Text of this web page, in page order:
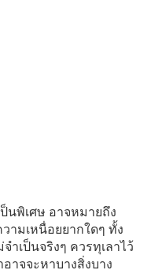
นพิเศษ อาจหมายถึง
ามเหนื่อยยากใดๆ ทั้ง
ำเป็นจริงๆ ควรทุเลาไว้
าจจะหาบางสิ่งบาง